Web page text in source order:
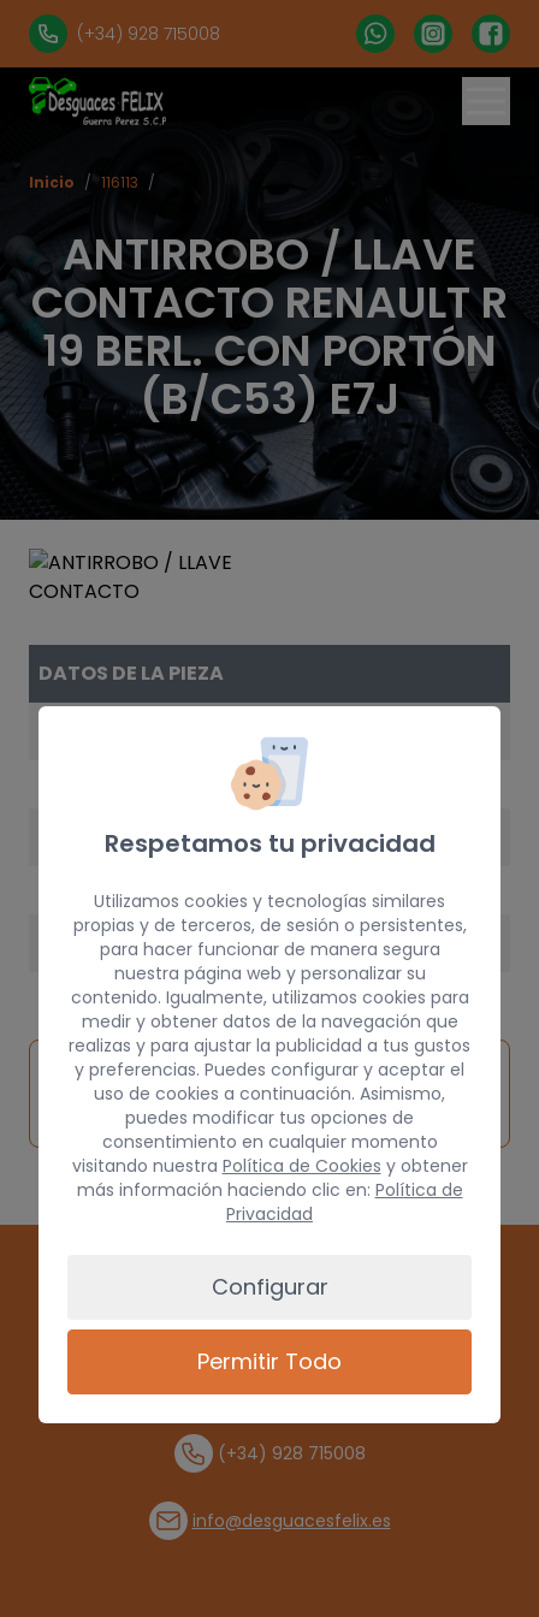
(+34) 928 715008
ANTIRROBO / LLAVE
CONTACTO RENAULT R
19 BERL. CON PORTÓN
(B/C53) E7J
Inicio / 116113 /
DATOS DE LA PIEZA
PESO
Inspeccionar
vehículo de
Solicitar
pieza
Consultar
por
(+34) 928 715008
info@desguacesfelix.es
Respetamos tu privacidad
Utilizamos cookies y tecnologías similares
propias y de terceros, de sesión o persistentes,
para hacer funcionar de manera segura
nuestra página web y personalizar su
contenido. Igualmente, utilizamos cookies para
medir y obtener datos de la navegación que
realizas y para ajustar la publicidad a tus gustos
y preferencias. Puedes configurar y aceptar el
uso de cookies a continuación. Asimismo,
puedes modificar tus opciones de
consentimiento en cualquier momento
visitando nuestra Política de Cookies y obtener
más información haciendo clic en: Política de
Privacidad
Configurar
Permitir Todo